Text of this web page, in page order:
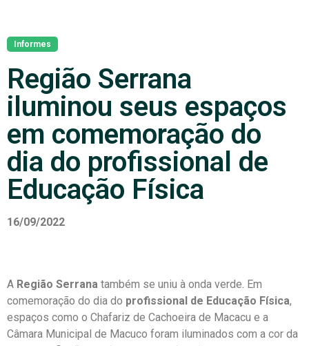
Informes
Região Serrana
iluminou seus espaços
em comemoração do
dia do profissional de
Educação Física
16/09/2022
A Região Serrana também se uniu à onda verde. Em
comemoração do dia do profissional de Educação Física,
espaços como o Chafariz de Cachoeira de Macacu e a
Câmara Municipal de Macuco foram iluminados com a cor da